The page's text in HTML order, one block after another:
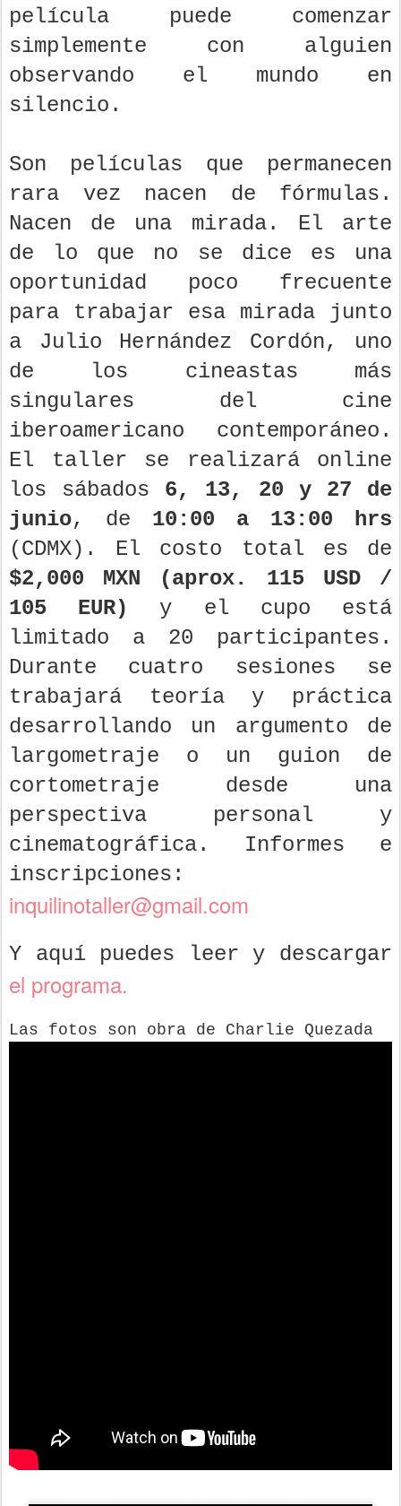
película puede comenzar
simplemente con alguien
observando el mundo en
silencio.
Son películas que permanecen
rara vez nacen de fórmulas.
Nacen de una mirada. El arte
de lo que no se dice es una
oportunidad poco frecuente
para trabajar esa mirada junto
a Julio Hernández Cordón, uno
de los cineastas más
singulares del cine
iberoamericano contemporáneo.
El taller se realizará online
los sábados 6, 13, 20 y 27 de
junio, de 10:00 a 13:00 hrs
(CDMX). El costo total es de
$2,000 MXN (aprox. 115 USD /
105 EUR)
y el cupo está
limitado a 20 participantes.
Durante cuatro sesiones se
trabajará teoría y práctica
desarrollando un argumento de
largometraje o un guion de
cortometraje desde una
perspectiva personal y
cinematográfica. Informes e
inscripciones:
inquilinotaller@gmail.com
Y aquí puedes leer y descargar
el programa.
Las fotos son obra de Charlie Quezada